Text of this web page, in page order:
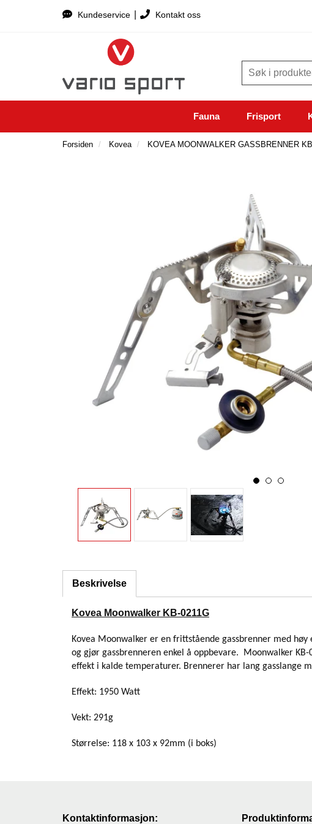
Kundeservice Kontakt oss
Fauna Frisport
Forsiden Kovea KOVEA MOONWALKER GASSBRENNER
Beskrivelse
Kovea Moonwalker KB-0211G
Kovea Moonwalker er en frittstående gassbrenner med
og gjør gassbrenneren enkel å oppbevare. Moonwalker
effekt i kalde temperaturer. Brennerer har lang gasslange
Effekt: 1950 Watt
Vekt: 291g
Størrelse: 118 x 103 x 92mm (i boks)
Kontaktinformasjon: